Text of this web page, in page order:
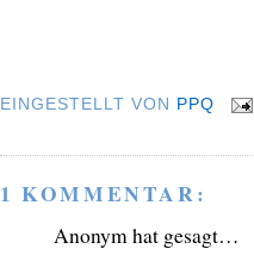
EINGESTELLT VON PPQ
1 KOMMENTAR:
Anonym hat gesagt…